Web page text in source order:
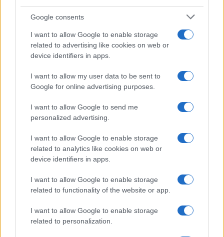
Google consents
I want to allow Google to enable storage
related to advertising like cookies on web or
device identifiers in apps.
I want to allow my user data to be sent to
Google for online advertising purposes.
I want to allow Google to send me
personalized advertising.
I want to allow Google to enable storage
related to analytics like cookies on web or
device identifiers in apps.
I want to allow Google to enable storage
related to functionality of the website or app.
I want to allow Google to enable storage
related to personalization.
Acquisizione Fincantieri-WSense: i fondatori restano
e rimettono capitale
B2B NEWS